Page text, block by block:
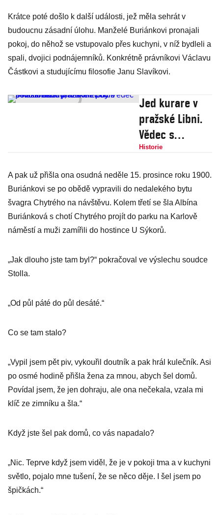
Krátce poté došlo k další události, jež měla sehrát v
budoucnu zásadní úlohu. Manželé Buriánkovi pronajali
pokoj, do něhož se vstupovalo přes kuchyni, v níž bydleli a
spali, dvojici podnájemníků. Konkrétně právníkovi Václavu
Částkovi a studujícímu filosofie Janu Slavíkovi.
Jed kurare v
pražské Libni.
Vědec s
hostinskou
policie vraždu,
nakonec byli
osvobozeni
Historie
A pak už přišla ona osudná neděle 15. prosince roku 1900.
Buriánkovi se po obědě vypravili do nedalekého bytu
švagra Chytrého na návštěvu. Kolem třetí se šla Albína
Buriánková s chotí Chytrého projít do parku na Karlově
náměstí a muži zamířili do hostince U Sýkorů.
„Jak dlouho jste tam byl?“ pokračoval ve výslechu soudce
Stolla.
„Od půl páté do půl desáté.“
Co se tam stalo?
„Vypil jsem pět piv, vykouřil doutník a pak hrál kulečník. Asi
po osmé hodině přišla žena za mnou, abych šel domů.
Povídal jsem, že jen dohraju, ale ona nečekala, vzala mi
klíč ze zimníku a šla.“
Když jste šel pak domů, co vás napadalo?
„Nic. Teprve když jsem viděl, že je v pokoji tma a v kuchyni
světlo, pojalo mne tušení, že se něco děje. I šel jsem po
špičkách.“